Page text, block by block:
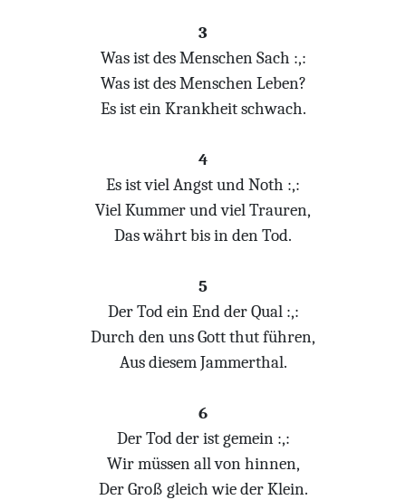
3
Was ist des Menschen Sach :,:
Was ist des Menschen Leben?
Es ist ein Krankheit schwach.
4
Es ist viel Angst und Noth :,:
Viel Kummer und viel Trauren,
Das währt bis in den Tod.
5
Der Tod ein End der Qual :,:
Durch den uns Gott thut führen,
Aus diesem Jammerthal.
6
Der Tod der ist gemein :,:
Wir müssen all von hinnen,
Der Groß gleich wie der Klein.